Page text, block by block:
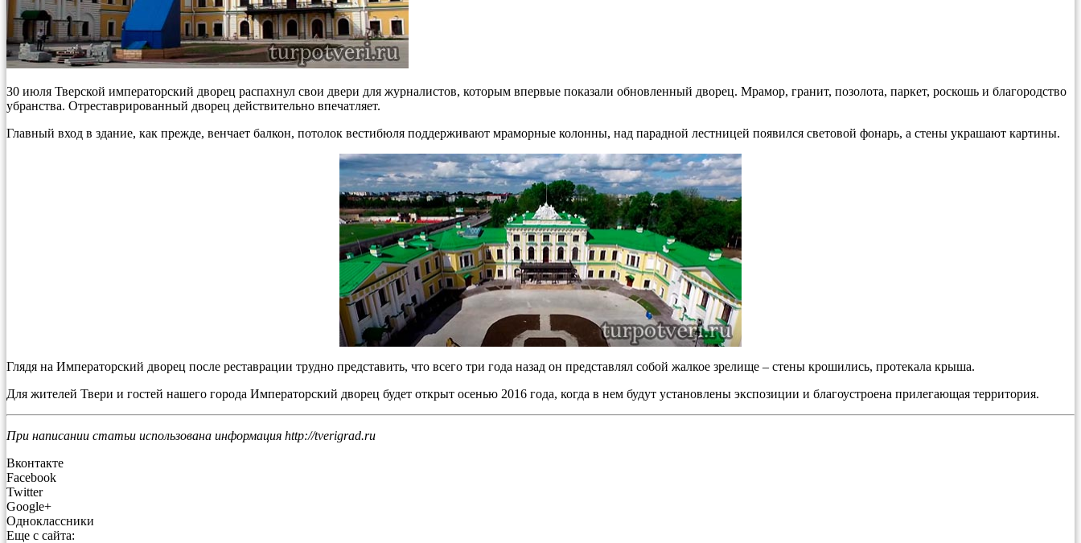
30 июля Тверской императорский дворец распахнул свои двери для журналистов, которым впервые показали обновленный дворец. Мрамор, гранит, позолота, паркет, роскошь и благородство
убранства. Отреставрированный дворец действительно впечатляет.
Главный вход в здание, как прежде, венчает балкон, потолок вестибюля поддерживают мраморные колонны, над парадной лестницей появился световой фонарь, а стены украшают картины.
Глядя на Императорский дворец после реставрации трудно представить, что всего три года назад он представлял собой жалкое зрелище – стены крошились, протекала крыша.
Для жителей Твери и гостей нашего города Императорский дворец будет открыт осенью 2016 года, когда в нем будут установлены экспозиции и благоустроена прилегающая территория.
При написании статьи использована информация http://tverigrad.ru
Вконтакте
Facebook
Twitter
Google+
Одноклассники
Еще с сайта: